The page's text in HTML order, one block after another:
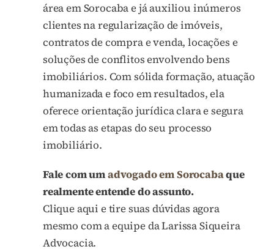
área em Sorocaba e já auxiliou inúmeros
clientes na regularização de imóveis,
contratos de compra e venda, locações e
soluções de conflitos envolvendo bens
imobiliários. Com sólida formação, atuação
humanizada e foco em resultados, ela
oferece orientação jurídica clara e segura
em todas as etapas do seu processo
imobiliário.
Fale com umadvogado em Sorocabaque
realmente entende do assunto.
Clique aqui e tire suas dúvidas agora
mesmo com a equipe da Larissa Siqueira
Advocacia.